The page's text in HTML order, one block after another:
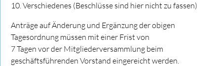
10. Verschiedenes (Beschlüsse sind hier nicht zu fassen)
Anträge auf Änderung und Ergänzung der obigen
Tagesordnung müssen mit einer Frist von
7 Tagen vor der Mitgliederversammlung beim
geschäftsführenden Vorstand eingereicht werden.